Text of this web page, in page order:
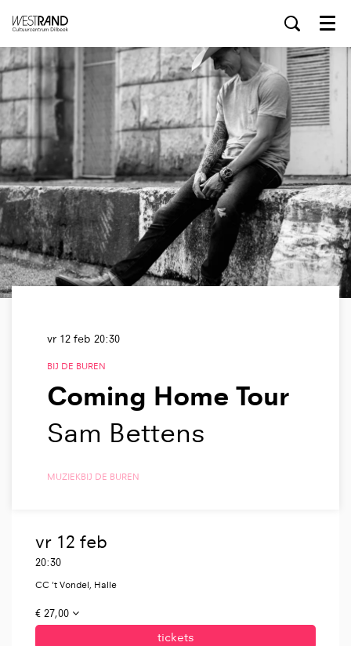
Menu
Coming Home Tour
Sam Bettens
BIJ DE BUREN
vr 12 feb 20:30
MUZIEKBIJ DE BUREN
vr 12 feb
20:30
CC 't Vondel, Halle
€ 27,00
tickets